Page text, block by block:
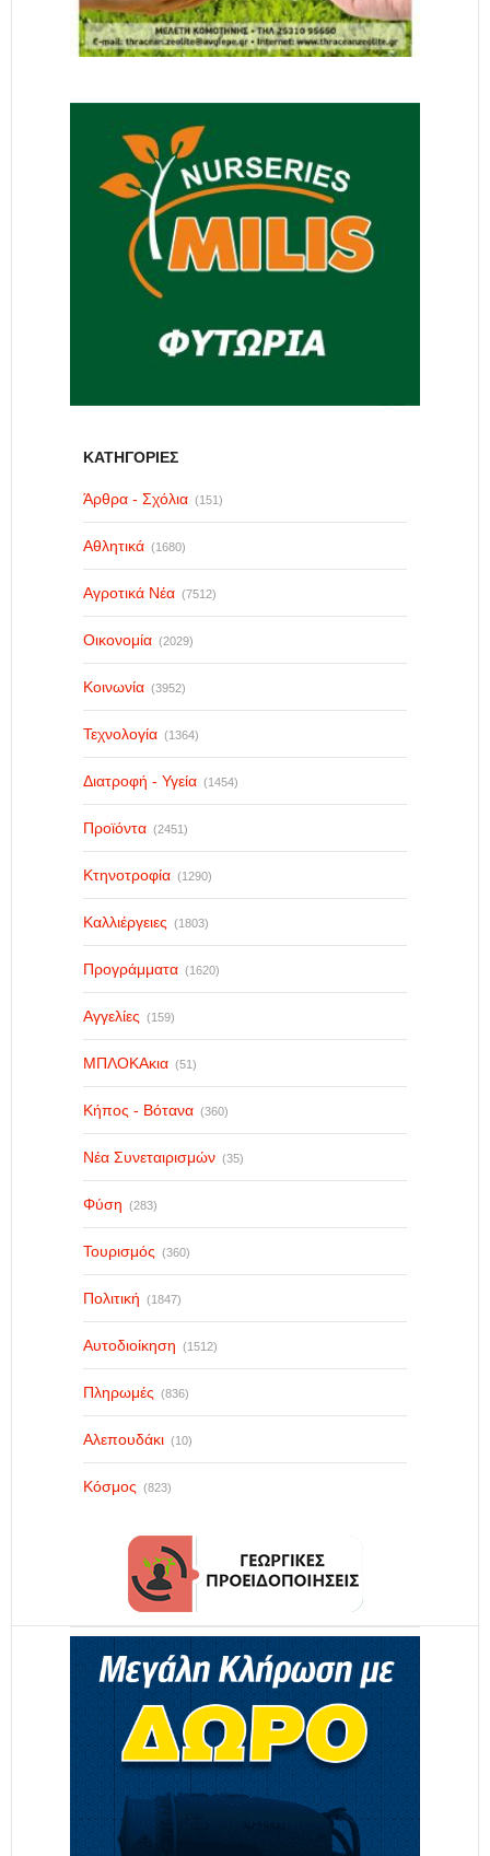
ΚΑΤΗΓΟΡΙΕΣ
Άρθρα - Σχόλια (151)
Αθλητικά (1680)
Αγροτικά Νέα (7512)
Οικονομία (2029)
Κοινωνία (3952)
Τεχνολογία (1364)
Διατροφή - Υγεία (1454)
Προϊόντα (2451)
Κτηνοτροφία (1290)
Καλλιέργειες (1803)
Προγράμματα (1620)
Αγγελίες (159)
ΜΠΛΟΚΑκια (51)
Κήπος - Βότανα (360)
Νέα Συνεταιρισμών (35)
Φύση (283)
Τουρισμός (360)
Πολιτική (1847)
Αυτοδιοίκηση (1512)
Πληρωμές (836)
Αλεπουδάκι (10)
Κόσμος (823)